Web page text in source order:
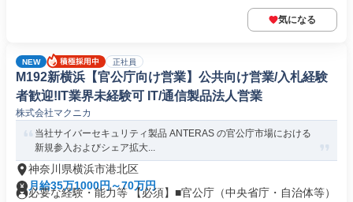
気になる
NEW 正社員
M192新横浜【官公庁向け営業】公共向け営業/入札経験
者歓迎!IT業界未経験可 IT/通信製品法人営業
株式会社マクニカ
当社サイバーセキュリティ製品 ANTERAS の官公庁市場における
新規参入およびシェア拡大...
神奈川県横浜市港北区
月給35万1000円～70万円
必要な経験・能力等 【必須】■官公庁（中央省庁・自治体等）